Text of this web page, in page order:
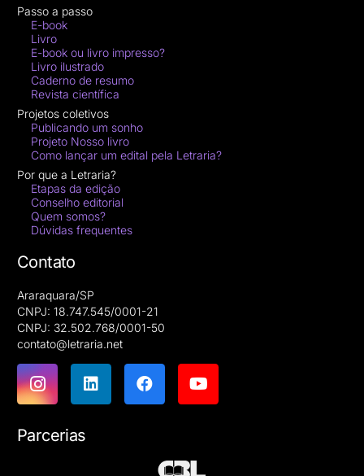
Passo a passo
E-book
Livro
E-book ou livro impresso?
Livro ilustrado
Caderno de resumo
Revista científica
Projetos coletivos
Publicando um sonho
Projeto Nosso livro
Como lançar um edital pela Letraria?
Por que a Letraria?
Etapas da edição
Conselho editorial
Quem somos?
Dúvidas frequentes
Contato
Araraquara/SP
CNPJ: 18.747.545/0001-21
CNPJ: 32.502.768/0001-50
contato@letraria.net
Parcerias